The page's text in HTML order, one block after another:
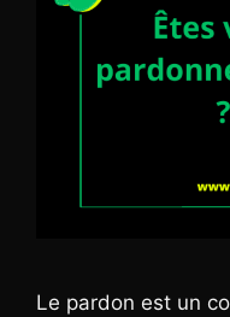
Le pardon est un